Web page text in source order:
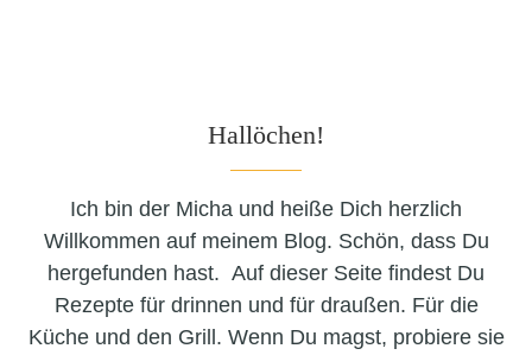
Hallöchen!
Ich bin der Micha und heiße Dich herzlich
Willkommen auf meinem Blog. Schön, dass Du
hergefunden hast. Auf dieser Seite findest Du
Rezepte für drinnen und für draußen. Für die
Küche und den Grill. Wenn Du magst, probiere sie